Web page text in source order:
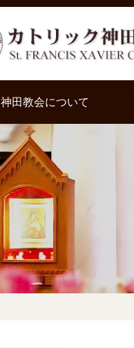
神田教会について